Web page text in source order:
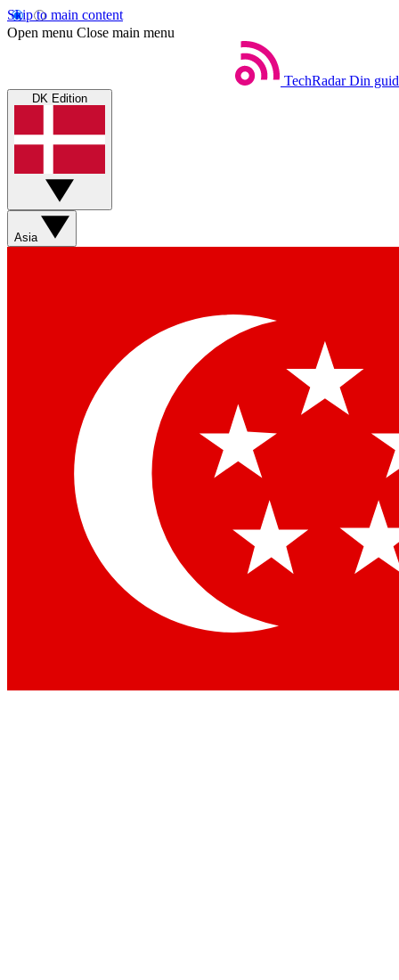
Skip to main content
Open menu Close main menu
TechRadar Din
DK Edition
Asia